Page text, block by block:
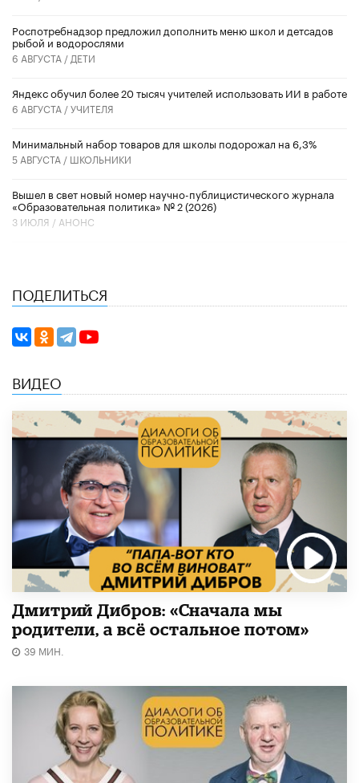
Роспотребнадзор предложил дополнить меню школ и детсадов
рыбой и водорослями
6 АВГУСТА / ДЕТИ
​Яндекс обучил более 20 тысяч учителей использовать ИИ в работе
6 АВГУСТА /УЧИТЕЛЯ
Минимальный набор товаров для школы подорожал на 6,3%
5 АВГУСТА / ШКОЛЬНИКИ
Вышел в свет новый номер научно-публицистического журнала
«Образовательная политика» № 2 (2026)
3 ИЮЛЯ / АНОНС
ПОДЕЛИТЬСЯ
ВИДЕО
Дмитрий Дибров: «Сначала мы
родители, а всё остальное потом»
39 МИН.